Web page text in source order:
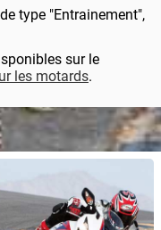
type "Entrainement",
sur le
les motards.